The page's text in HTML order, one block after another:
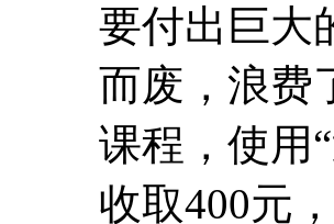
要付出巨大
而废，浪费
课程，使用
收取400元